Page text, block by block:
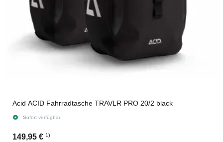
Acid ACID Fahrradtasche TRAVLR PRO 20/2 black
Sofort verfügbar
149,95 € 1)